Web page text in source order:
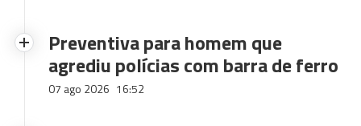
Preventiva para homem que
agrediu polícias com barra de ferro
07 ago 2026 16:52